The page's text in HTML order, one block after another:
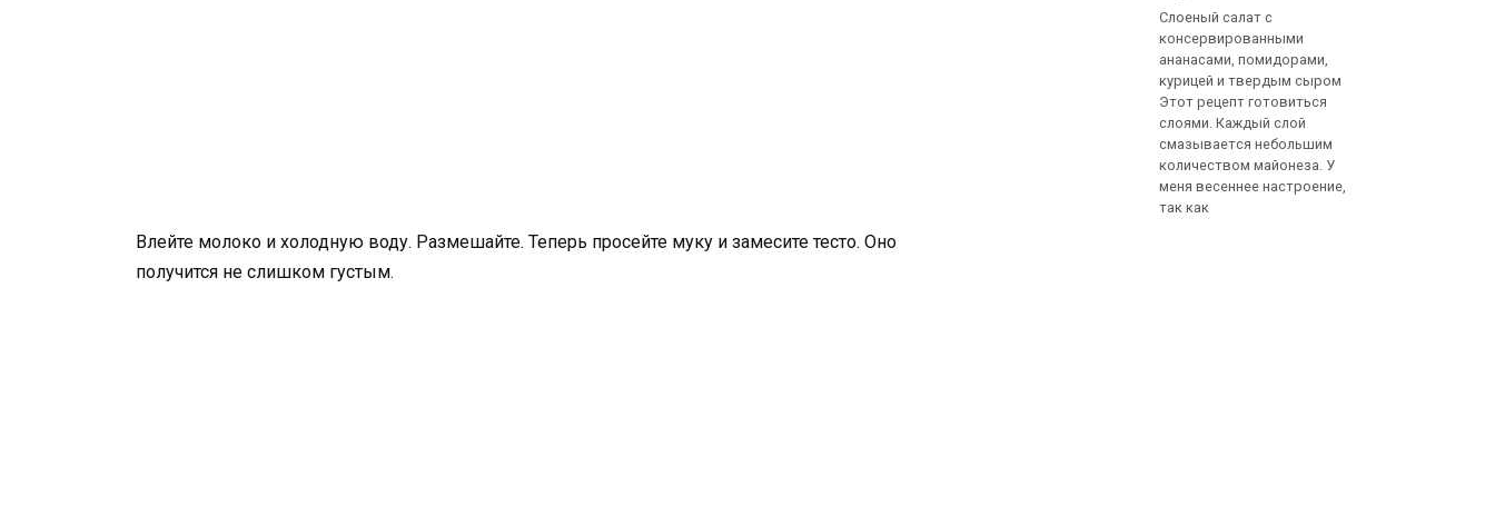
Влейте молоко и холодную воду. Размешайте. Теперь просейте муку и замесите тесто. Оно
получится не слишком густым.
Слоеный салат с
консервированными
ананасами, помидорами,
курицей и твердым сыром
Этот рецепт готовиться
слоями. Каждый слой
смазывается небольшим
количеством майонеза. У
меня весеннее настроение,
так как